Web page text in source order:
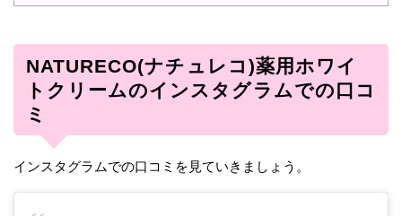
NATURECO(ナチュレコ)薬用ホワイ
トクリームのインスタグラムでの口コ
ミ
インスタグラムでの口コミを見ていきましょう。